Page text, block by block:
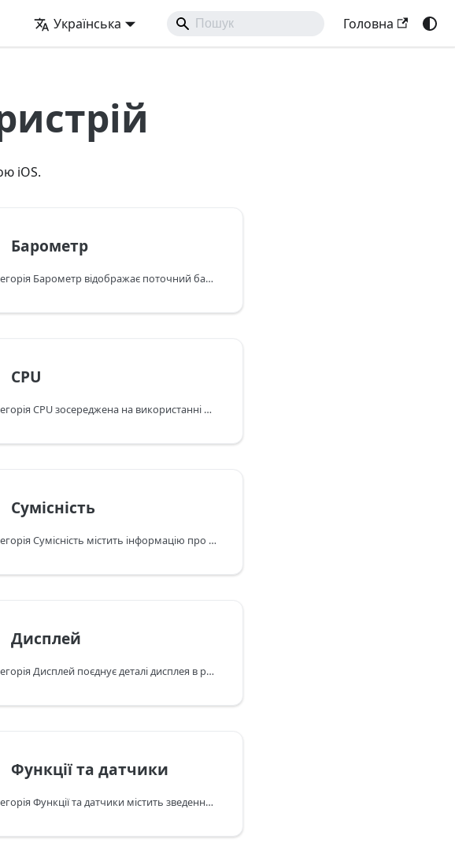
Українська Головна
iOS.
Барометр
Категорія Барометр відображає поточний барометричний тиск і відносну висоту (якщо у вашому пристрої є барометр).
CPU
Категорія CPU зосереджена на використанні процесора та характеристиках CPU під час роботи (архітектура, кеші, частота), а також на специфікаціях CPU на рівні моделі, якщо вони доступні.
Сумісність
Категорія Сумісність містить інформацію про сумісність на рівні моделі з окремими аксесуарами (наприклад, клавіатури, Apple Pencil та Apple Watch).
Дисплей
Категорія Дисплей поєднує деталі дисплея в реальному часі (масштаб, нативний масштаб, межі) зі специфікаціями панелі (роздільна здатність, щільність, HDR та підтримка функцій).
Функції та датчики
Категорія Функції та датчики містить зведення апаратних можливостей і датчиків, доступних у вашій моделі пристрою (біометрія, роз’єми, датчики руху тощо).